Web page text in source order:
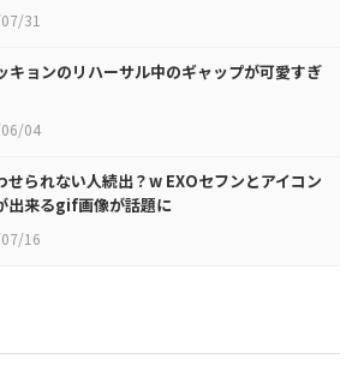
31
キョンのリハーサル中のギャップが可愛すぎ
04
せられない人続出？w EXOセフンとアイコン
出来るgif画像が話題に
16